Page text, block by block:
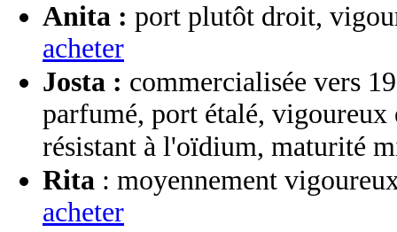
Anita : port plutôt droit,
acheter
Josta : commercialisée vers
parfumé, port étalé, vigoureux
résistant à l'oïdium, maturité
Rita : moyennement
acheter